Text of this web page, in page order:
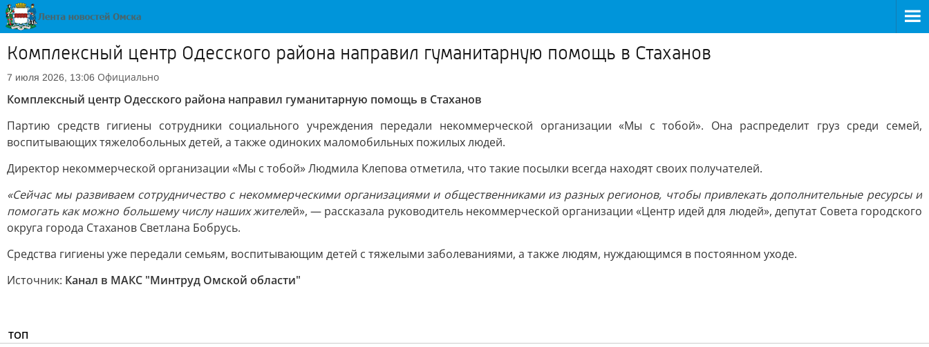
Комплексный центр Одесского района направил гуманитарную помощь в Стаханов
7 июля 2026, 13:06 Официально
Комплексный центр Одесского района направил гуманитарную помощь в Стаханов
Партию средств гигиены сотрудники социального учреждения передали некоммерческой организации «Мы с тобой». Она распределит груз среди семей,
воспитывающих тяжелобольных детей, а также одиноких маломобильных пожилых людей.
Директор некоммерческой организации «Мы с тобой» Людмила Клепова отметила, что такие посылки всегда находят своих получателей.
«Сейчас мы развиваем сотрудничество с некоммерческими организациями и общественниками из разных регионов, чтобы привлекать дополнительные ресурсы и
помогать как можно большему числу наших жителей», — рассказала руководитель некоммерческой организации «Центр идей для людей», депутат Совета городского
округа города Стаханов Светлана Бобрусь.
Средства гигиены уже передали семьям, воспитывающим детей с тяжелыми заболеваниями, а также людям, нуждающимся в постоянном уходе.
Источник: Канал в МАКС "Минтруд Омской области"
ТОП